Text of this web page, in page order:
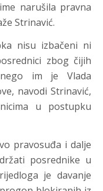
narušila pravna
Strinavić.
nisu izbačeni ni
zbog čijih
im je Vlada
navodi Strinavić,
u postupku
pravosuđa i dalje
posrednike u
je davanje